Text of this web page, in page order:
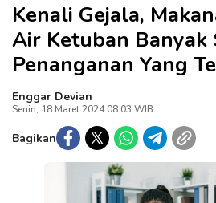
Kenali Gejala,
Air Ketuban Banyak
Penanganan Yang
Enggar Devian
Senin, 18 Maret 2024 08:03 WIB
Bagikan